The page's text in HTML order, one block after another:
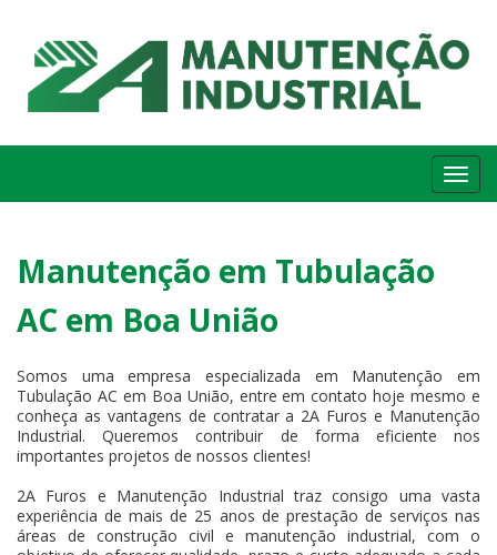
Manutenção em Tubulação
AC em Boa União
Somos uma empresa especializada em Manutenção em
Tubulação AC em Boa União, entre em contato hoje mesmo e
conheça as vantagens de contratar a 2A Furos e Manutenção
Industrial. Queremos contribuir de forma eficiente nos
importantes projetos de nossos clientes!
2A Furos e Manutenção Industrial traz consigo uma vasta
experiência de mais de 25 anos de prestação de serviços nas
áreas de construção civil e manutenção industrial, com o